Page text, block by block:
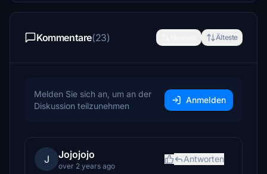
Kommentare(23) Älteste
Melden Sie sich an, um an der
Diskussion teilzunehmen
Anmelden
J Jojojojo
over 2 years ago
Antworten